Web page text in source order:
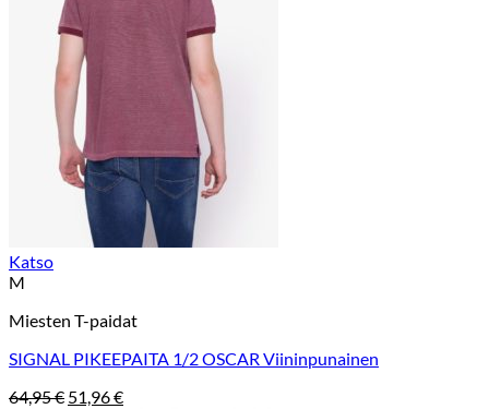
Katso
M
Miesten T-paidat
SIGNAL PIKEEPAITA 1/2 OSCAR Viininpunainen
64,95€ Alkuperäinen
51,96€Nykyinen